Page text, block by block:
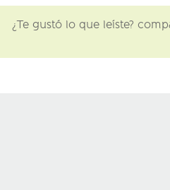
¿Te gustó lo que leíste?